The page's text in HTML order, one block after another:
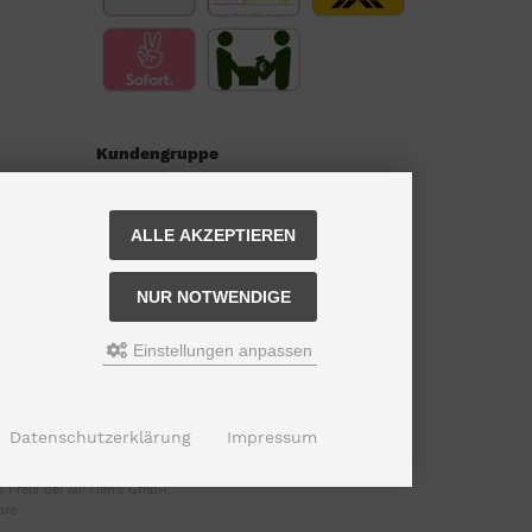
Kundengruppe
Kundengruppe:Gast
bei Mi-Tierra GmbH.
ALLE AKZEPTIEREN
NUR NOTWENDIGE
Einstellungen anpassen
Datenschutzerklärung Impressum